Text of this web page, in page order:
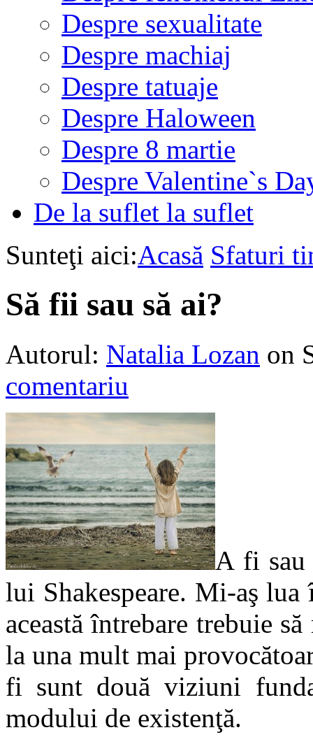
Despre sexualitate
Despre machiaj
Despre tatuaje
Despre Haloween
Despre 8 martie
Despre Valentine`s
De la suflet la suflet
Sunteţi aici:Acasă Sfaturi
Să fii sau să ai?
Autorul: Natalia Lozan on
comentariu
A fi sau
lui Shakespeare. Mi-aş lua
această întrebare trebuie
la una mult mai
fi sunt două viziuni
modului de existenţă.